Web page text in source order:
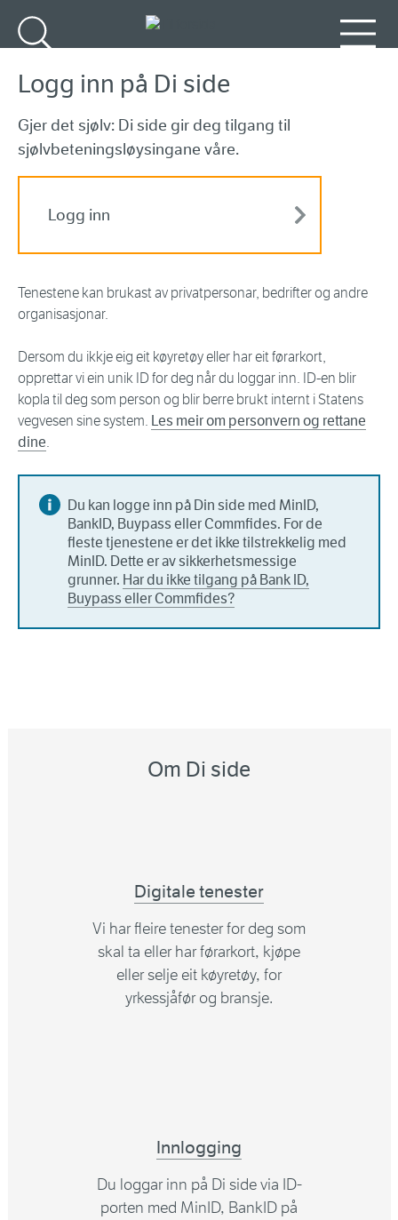
Logg inn på Di side
Gjer det sjølv: Di side gir deg tilgang til
sjølvbeteningsløysingane våre.
Logg inn
Tenestene kan brukast av privatpersonar, bedrifter og andre
organisasjonar.
Dersom du ikkje eig eit køyretøy eller har eit førarkort,
opprettar vi ein unik ID for deg når du loggar inn. ID-en blir
kopla til deg som person og blir berre brukt internt i Statens
vegvesen sine system. Les meir om personvern og rettane
dine.
Du kan logge inn på Din side med MinID,
BankID, Buypass eller Commfides. For de
fleste tjenestene er det ikke tilstrekkelig med
MinID. Dette er av sikkerhetsmessige
grunner. Har du ikke tilgang på Bank ID,
Buypass eller Commfides?
Om Di side
Digitale tenester
Vi har fleire tenester for deg som
skal ta eller har førarkort, kjøpe
eller selje eit køyretøy, for
yrkessjåfør og bransje.
Innlogging
Du loggar inn på Di side via ID-
porten med MinID, BankID på